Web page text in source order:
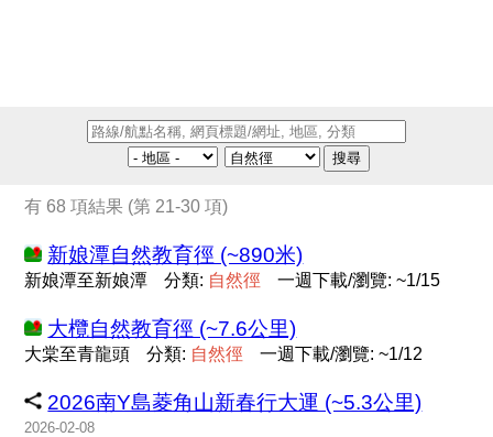
搜尋
有 68 項結果 (第 21-30 項)
新娘潭自然教育徑 (~890米)
新娘潭至新娘潭 分類: 自然徑 一週下載/瀏覽: ~1/15
大欖自然教育徑 (~7.6公里)
大棠至青龍頭 分類: 自然徑 一週下載/瀏覽: ~1/12
2026南Y島菱角山新春行大運 (~5.3公里)
2026-02-08